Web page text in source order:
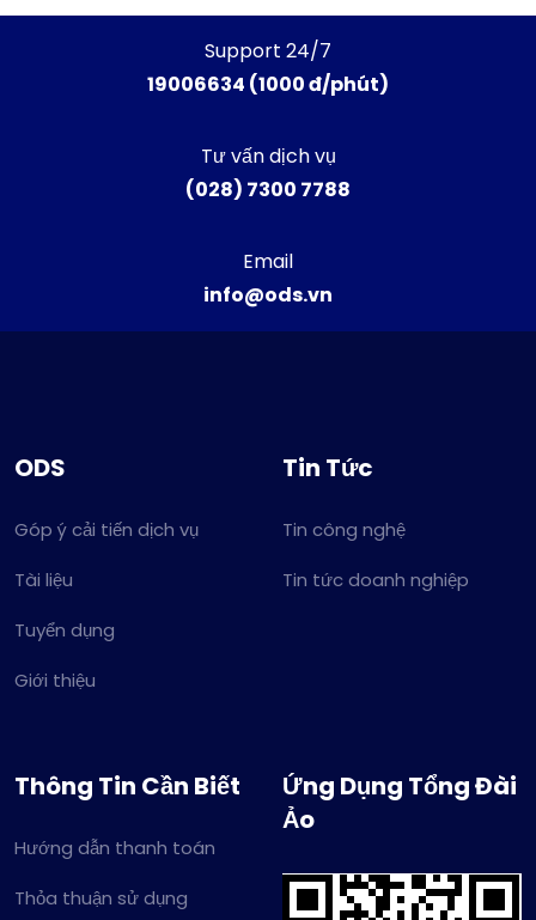
Support 24/7
19006634 (1000 đ/phút)
Tư vấn dịch vụ
(028) 7300 7788
Email
info@ods.vn
ODS
Góp ý cải tiến dịch vụ
Tài liệu
Tuyển dụng
Giới thiệu
Tin Tức
Tin công nghệ
Tin tức doanh nghiệp
Thông Tin Cần Biết
Hướng dẫn thanh toán
Thỏa thuận sử dụng
Ứng Dụng Tổng Đài
Ảo